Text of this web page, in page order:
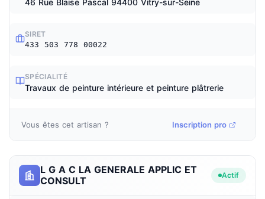
46 Rue Blaise Pascal 94400 Vitry-sur-Seine
SIRET
433 503 778 00022
SPÉCIALITÉ
Travaux de peinture intérieure et peinture plâtrerie
Vous êtes cet artisan ? Inscription pro
L G A C LA GENERALE APPLIC ET
CONSULT
Actif